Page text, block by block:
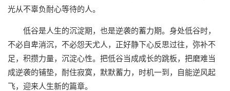
光从不辜负耐心等待的人。
低谷是人生的沉淀期，也是逆袭的蓄力期。身处低谷时，
不必自卑消沉，不必怨天尤人，正好静下心反思过往，弥补不
足，积攒力量，沉淀心性。把低谷当成成长的跳板，把磨难当
成逆袭的铺垫，耐住寂寞，默默蓄力，时机一到，自能逆风起
飞，迎来人生新的篇章。